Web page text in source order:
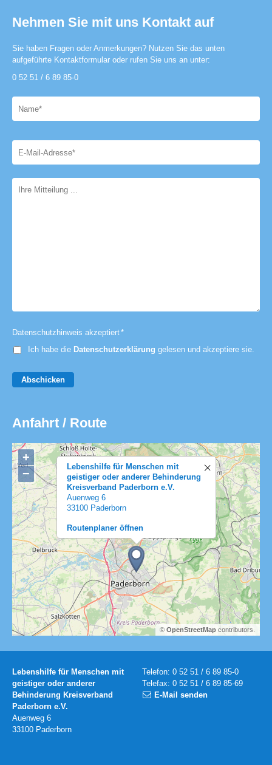
Nehmen Sie mit uns Kontakt auf
Sie haben Fragen oder Anmerkungen? Nutzen Sie das unten
aufgeführte Kontaktformular oder rufen Sie uns an unter:
0 52 51 / 6 89 85-0
Datenschutzhinweis akzeptiert*
Ich habe die Datenschutzerklärung gelesen und akzeptiere sie.
Abschicken
Anfahrt / Route
Lebenshilfe für Menschen mit
geistiger oder anderer Behinderung
Kreisverband Paderborn e.V.
Auenweg 6
33100 Paderborn
Routenplaner öffnen
+
−
©OpenStreetMap contributors.
Lebenshilfe für Menschen mit
geistiger oder anderer
Behinderung Kreisverband
Paderborn e.V.
Auenweg 6
33100 Paderborn
Telefon: 0 52 51 / 6 89 85-0
Telefax: 0 52 51 / 6 89 85-69
E-Mail senden